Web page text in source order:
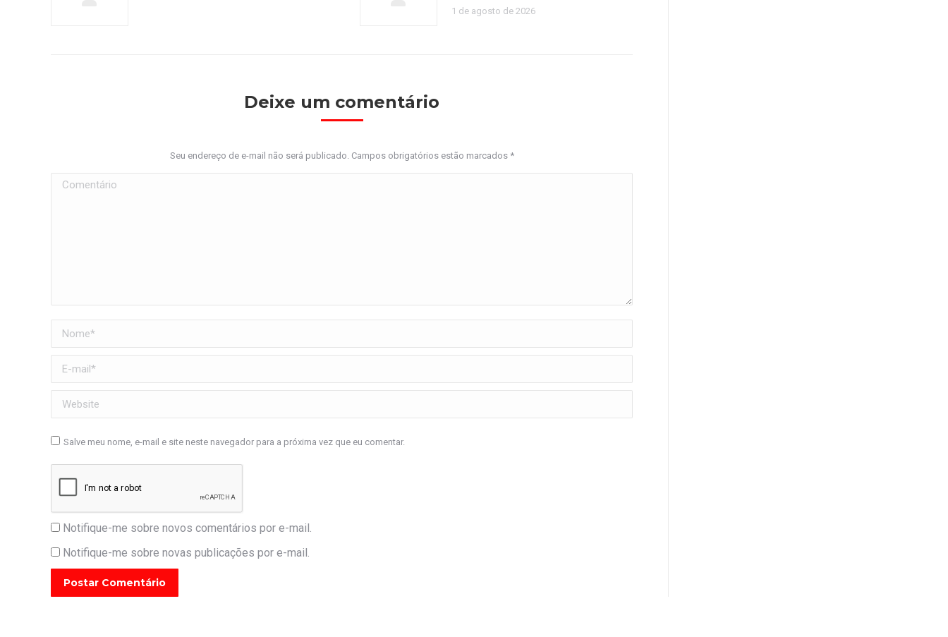
1 de agosto de 2026
Deixe um comentário
Seu endereço de e-mail não será publicado. Campos obrigatórios estão marcados *
Comentário
Nome *
E-mail *
Website
Salve meu nome, e-mail e site neste navegador para a próxima vez que eu comentar.
Notifique-me sobre novos comentários por e-mail.
Notifique-me sobre novas publicações por e-mail.
Postar Comentário